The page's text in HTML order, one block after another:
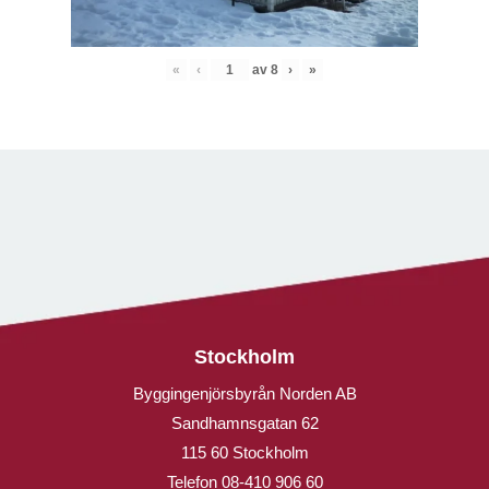
« ‹ av 8 › »
Stockholm
Byggingenjörsbyrån Norden AB
Sandhamnsgatan 62
115 60 Stockholm
Telefon 08-410 906 60